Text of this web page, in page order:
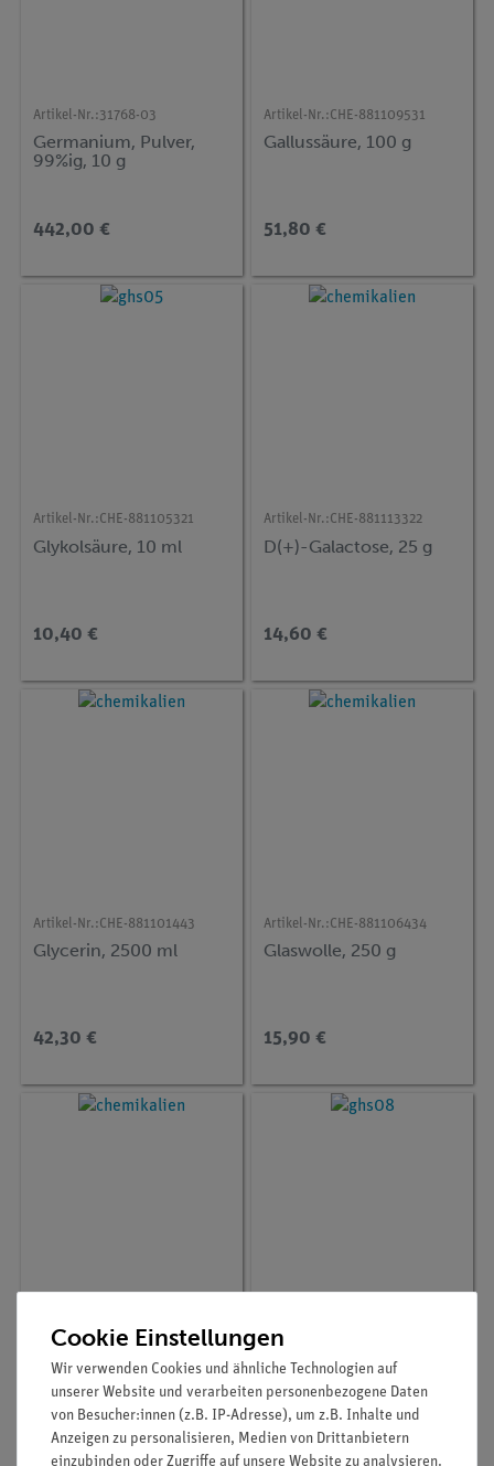
Artikel-Nr.:31768-03
Germanium, Pulver,
99%ig, 10 g
442,00 €
Artikel-Nr.:CHE-881109531
Gallussäure, 100 g
51,80 €
Artikel-Nr.:CHE-881105321
Glykolsäure, 10 ml
10,40 €
Artikel-Nr.:CHE-881113322
D(+)-Galactose, 25 g
14,60 €
Artikel-Nr.:CHE-881101443
Glycerin, 2500 ml
42,30 €
Artikel-Nr.:CHE-881106434
Glaswolle, 250 g
15,90 €
Artikel-Nr.:CHE-881109034
22,90 €
Kaiser, 25 ml
5,00 €
Cookie Einstellungen
Wir verwenden Cookies und ähnliche Technologien auf
unserer Website und verarbeiten personenbezogene Daten
von Besucher:innen (z.B. IP-Adresse), um z.B. Inhalte und
Anzeigen zu personalisieren, Medien von Drittanbietern
einzubinden oder Zugriffe auf unsere Website zu analysieren.